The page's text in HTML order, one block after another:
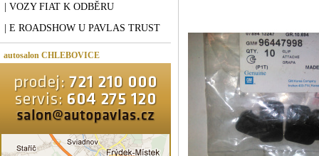
| VOZY FIAT K ODBĚRU
| E ROADSHOW U PAVLAS TRUST
autosalon CHLEBOVICE